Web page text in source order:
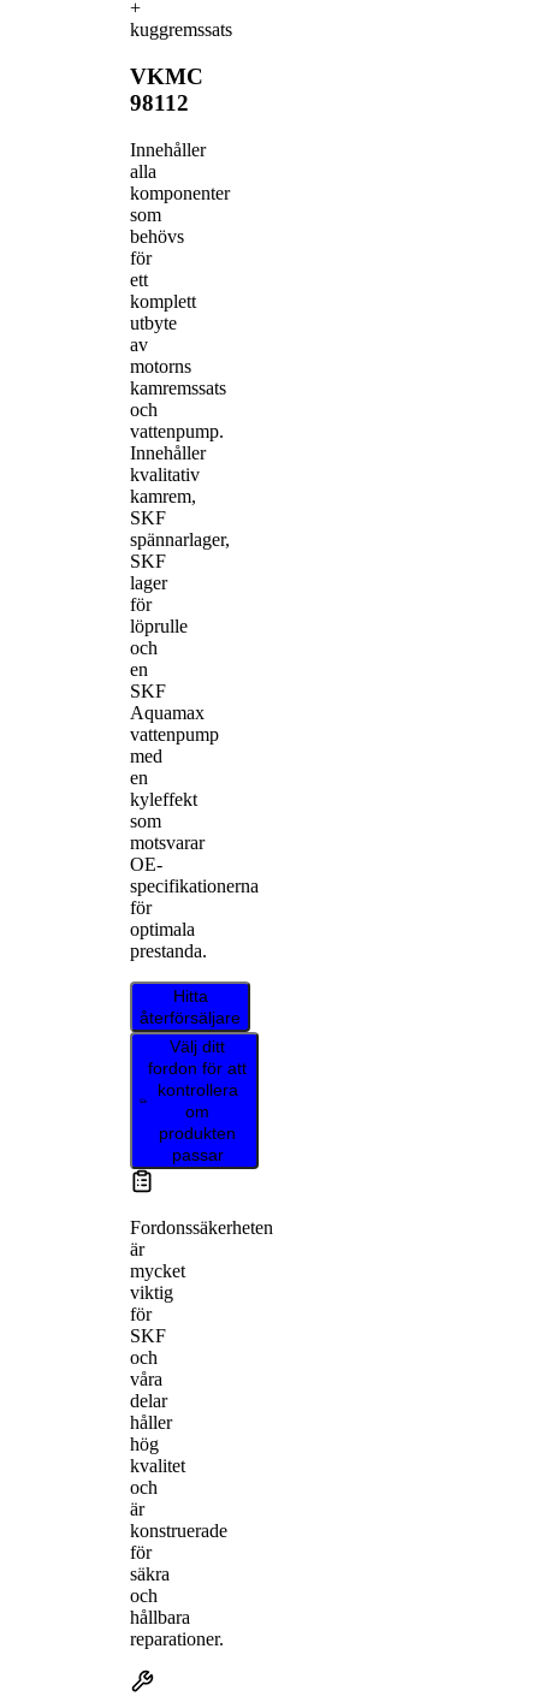
+
kuggremssats
VKMC
98112
Innehåller
alla
komponenter
som
behövs
för
ett
komplett
utbyte
av
motorns
kamremssats
och
vattenpump.
Innehåller
kvalitativ
kamrem,
SKF
spännarlager,
SKF
lager
för
löprulle
och
en
SKF
Aquamax
vattenpump
med
en
kyleffekt
som
motsvarar
OE-
specifikationerna
för
optimala
prestanda.
Hitta
återförsäljare
Välj ditt
fordon för att
kontrollera
om
produkten
passar
Fordonssäkerheten
är
mycket
viktig
för
SKF
och
våra
delar
håller
hög
kvalitet
och
är
konstruerade
för
säkra
och
hållbara
reparationer.